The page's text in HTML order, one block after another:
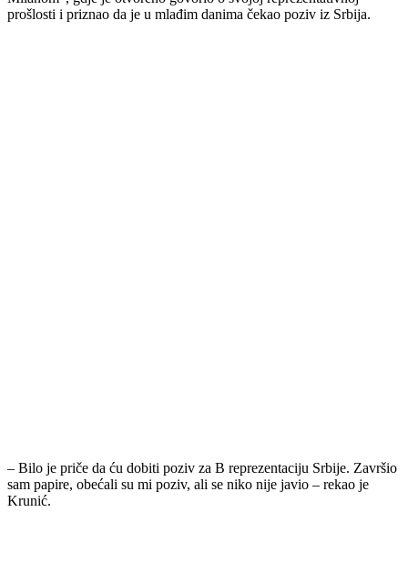
prošlosti i priznao da je u mlađim danima čekao poziv iz Srbija.
– Bilo je priče da ću dobiti poziv za B reprezentaciju Srbije. Završio
sam papire, obećali su mi poziv, ali se niko nije javio – rekao je
Krunić.